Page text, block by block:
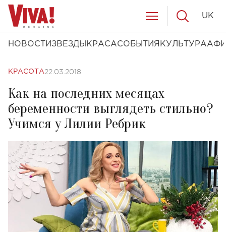
НОВОСТИ ЗВЕЗДЫ КРАСАСОБЫТИЯ КУЛЬТУРА
UK
КРАСОТА22.03.2018
Как на последних месяцах
беременности выглядеть стильно?
Учимся у Лилии Ребрик